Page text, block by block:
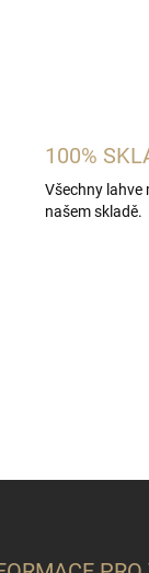
100%
Všechny lahve
našem skladě.